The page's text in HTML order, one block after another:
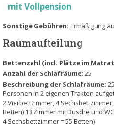
mit Vollpension
Sonstige Gebühren:Ermäßigung
Raumaufteilung
Bettenzahl (incl. Plätze im
Anzahl der Schlafräume:25
Beschreibung der Schlafräume:
Personen in 2 eigenen Trakten
2 Vierbettzimmer, 4
Betten) 13 Zimmer mit Dusche und
4 Sechsbettzimmer = 55 Betten)